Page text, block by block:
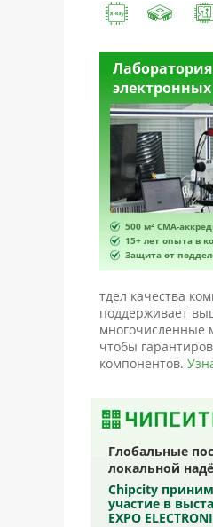
500 м² CMA-
15+ лет опыта в
Защита от
тдел качества
поддерживает
многочисленные
чтобы
компонентов.
Глобальные
локальной
Chipcity
участие в
EXPO